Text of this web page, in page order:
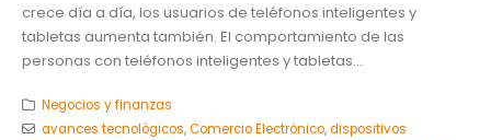
crece día a día, los usuarios de teléfonos inteligentes y
tabletas aumenta también. El comportamiento de las
personas con teléfonos inteligentes y tabletas...
Negocios y finanzas
avances tecnológicos,Comercio Electrónico,dispositivos